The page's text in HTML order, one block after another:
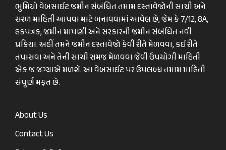
ભુમિયો વેબસાઈટ જમીન સંબંધિત તમામ દસ્તાવેજોની સાચી અને
સરળ માહિતી આપવા માટે બનાવવામાં આવેલ છે, જેમ કે 7/12, 8A,
હકપત્રક, જમીન માપણી અને સરકારની જમીન સંબંધિત નવી
પ્રક્રિયા. અહીં તમને જમીન દસ્તાવેજો કેવી રીતે મેળવવા, કઈ રીતે
તપાસવા અને તેની સાચી સમજ મેળવવા જેવી ઉપયોગી માહિતી
એક જ જગ્યાએ મળશે. આ વેબસાઈટ પર ઉપલબ્ધ તમામ માહિતી
સંપૂર્ણ મફત છે.
About Us
Contact Us